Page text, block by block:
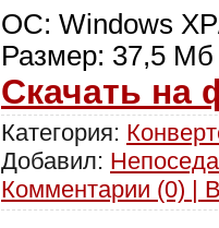
ОС: Windows
Размер: 37,5
Скачать на
Категория:
Добавил: Непоседа
Комментарии (0) |